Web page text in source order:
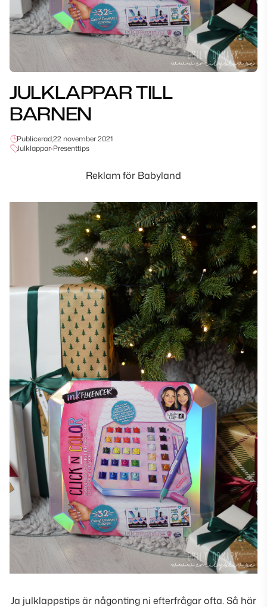
JULKLAPPAR TILL
BARNEN
Publicerad,22 november 2021
Julklappar•Presenttips
Reklam för Babyland
Ja julklappstips är någonting ni efterfrågar ofta. Så här